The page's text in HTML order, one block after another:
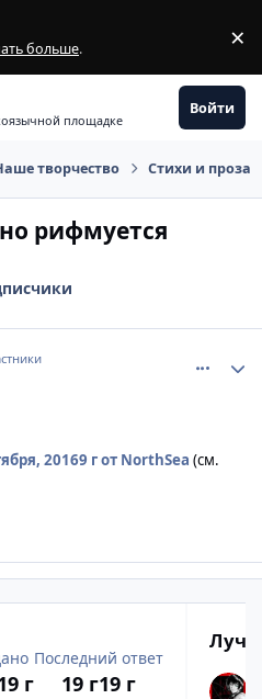
больше. ×
площадке
Войти
творчество Стихи и проза
рифмуется
20169 гот NorthSea (см.
г
Последний ответ
19 г19 г